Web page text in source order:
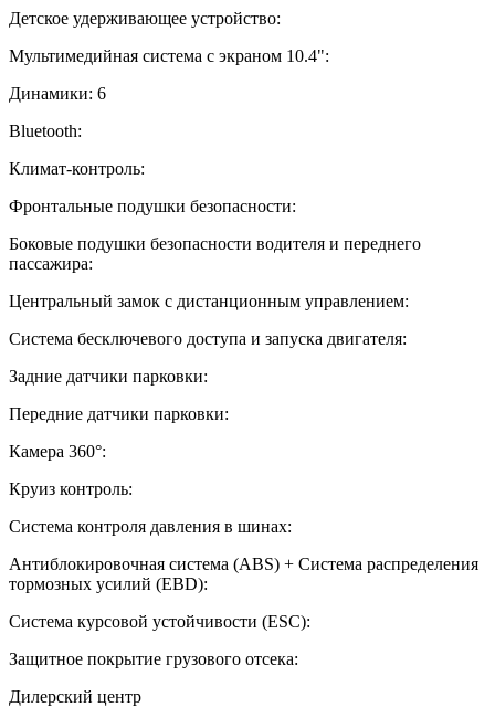
Детское удерживающее устройство:
Мультимедийная система с экраном 10.4":
Динамики: 6
Bluetooth:
Климат-контроль:
Фронтальные подушки безопасности:
Боковые подушки безопасности водителя и переднего
пассажира:
Центральный замок с дистанционным управлением:
Система бесключевого доступа и запуска двигателя:
Задние датчики парковки:
Передние датчики парковки:
Камера 360°:
Круиз контроль:
Система контроля давления в шинах:
Антиблокировочная система (ABS) + Система распределения
тормозных усилий (EBD):
Система курсовой устойчивости (ESC):
Защитное покрытие грузового отсека:
Дилерский центр